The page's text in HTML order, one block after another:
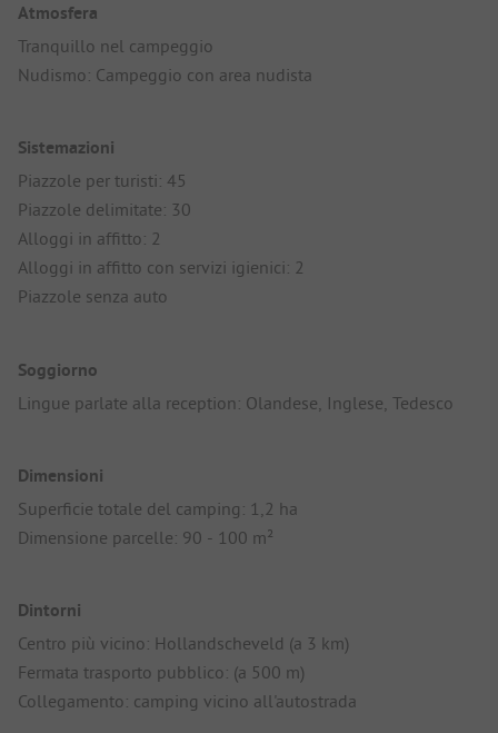
Atmosfera
Tranquillo nel campeggio
Nudismo: Campeggio con area nudista
Sistemazioni
Piazzole per turisti: 45
Piazzole delimitate: 30
Alloggi in affitto: 2
Alloggi in affitto con servizi igienici: 2
Piazzole senza auto
Soggiorno
Lingue parlate alla reception: Olandese, Inglese, Tedesco
Dimensioni
Superficie totale del camping: 1,2 ha
Dimensione parcelle: 90 - 100 m²
Dintorni
Centro più vicino: Hollandscheveld (a 3 km)
Fermata trasporto pubblico: (a 500 m)
Collegamento: camping vicino all'autostrada